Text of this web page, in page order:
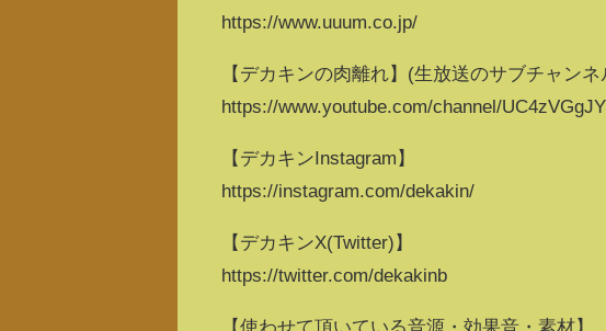
https://www.uuum.co.jp/
【デカキンの肉離れ】(生放送のサブチャンネ
https://www.youtube.com/channel/
【デカキンInstagram】
https://instagram.com/dekakin/
【デカキンX(Twitter)】
https://twitter.com/dekakinb
【使わせて頂いている音源・効果音・素材】